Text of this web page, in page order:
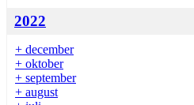
2022
+ december
+ oktober
+ september
+ august